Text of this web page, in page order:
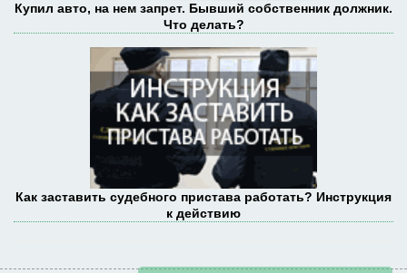
Купил авто, на нем запрет. Бывший собственник должник.
Что делать?
Как заставить судебного пристава работать? Инструкция
к действию